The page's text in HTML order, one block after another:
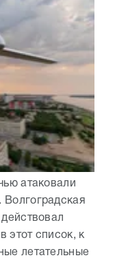
атаковали
Волгоградская
этот список, к
летательные